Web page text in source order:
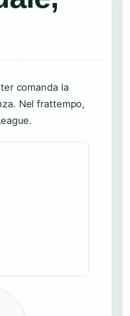
comanda la
Nel frattempo,